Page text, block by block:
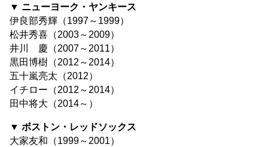
▼ ニューヨーク・ヤンキース
伊良部秀輝（1997～1999）
松井秀喜（2003～2009）
井川 慶（2007～2011）
黒田博樹（2012～2014）
五十嵐亮太（2012）
イチロー（2012～2014）
田中将大（2014～）
▼ ボストン・レッドソックス
大家友和（1999～2001）